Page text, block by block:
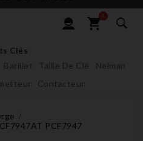
0
Clés
Barillet Taille De Clé
Neiman
Contacteur
PCF7947